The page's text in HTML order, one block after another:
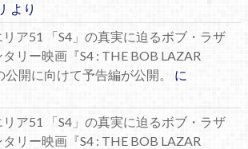
より
ア51 「S4」の真実に迫るボブ・ラザ
リー映画『S4 : THE BOB LAZAR
開に向けて予告編が公開。
に
ア51 「S4」の真実に迫るボブ・ラザ
リー映画『S4 : THE BOB LAZAR